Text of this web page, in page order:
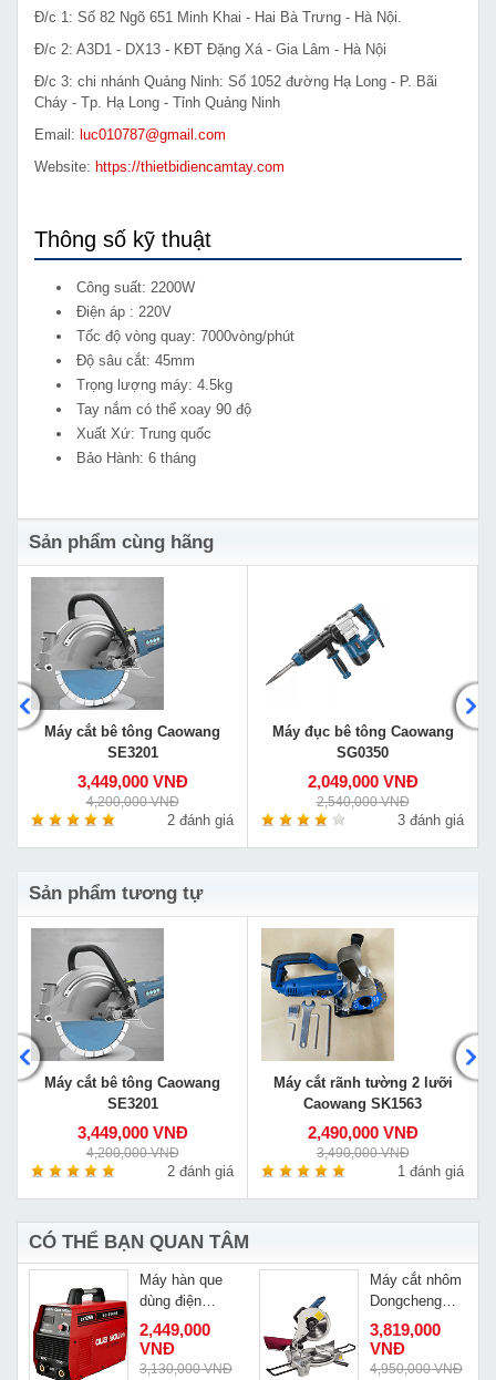
Đ/c 1: Số 82 Ngõ 651 Minh Khai - Hai Bà Trưng - Hà Nội.
Đ/c 2: A3D1 - DX13 - KĐT Đặng Xá - Gia Lâm - Hà Nội
Đ/c 3: chi nhánh Quảng Ninh: Số 1052 đường Hạ Long - P. Bãi
Cháy - Tp. Hạ Long - Tỉnh Quảng Ninh
Email: luc010787@gmail.com
Website: https://thietbidiencamtay.com
Thông số kỹ thuật
Công suất: 2200W
Điện áp : 220V
Tốc độ vòng quay: 7000vòng/phút
Độ sâu cắt: 45mm
Trọng lượng máy: 4.5kg
Tay nắm có thể xoay 90 độ
Xuất Xứ: Trung quốc
Bảo Hành: 6 tháng
Sản phẩm cùng hãng
Máy cắt bê tông Caowang
SE3201
3,449,000 VNĐ
4,200,000 VNĐ
2 đánh giá
Máy đục bê tông Caowang
SG0350
2,049,000 VNĐ
2,540,000 VNĐ
3 đánh giá
Sản phẩm tương tự
Máy cắt bê tông Caowang
SE3201
3,449,000 VNĐ
4,200,000 VNĐ
2 đánh giá
Máy cắt rãnh tường 2 lưỡi
Caowang SK1563
2,490,000 VNĐ
3,490,000 VNĐ
1 đánh giá
CÓ THỂ BẠN QUAN TÂM
Máy hàn que
dùng điện
Quaiyou ZX7
250
2,449,000
VNĐ
3,130,000 VNĐ
Máy cắt nhôm
Dongcheng
J1X-FF-255
3,819,000
VNĐ
4,950,000 VNĐ